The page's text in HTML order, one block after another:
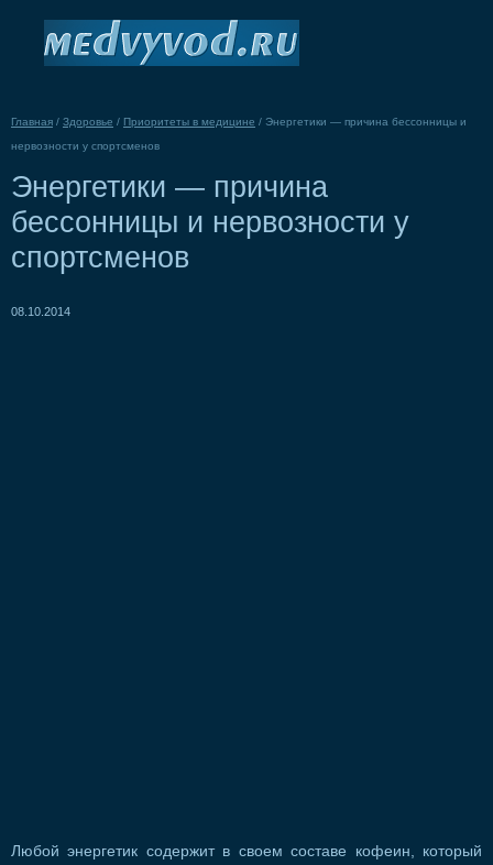
Главная / Здоровье / Приоритеты в медицине / Энергетики — причина бессонницы и
нервозности у спортсменов
Энергетики — причина
бессонницы и нервозности у
спортсменов
08.10.2014
Любой энергетик содержит в своем составе кофеин, который